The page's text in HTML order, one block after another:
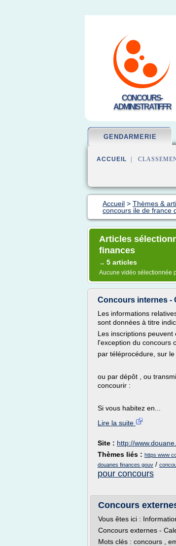
CONCOURS-
ADMINISTRATIF.FR
GENDARMERIE
ACCUEIL |
Accueil > Thèmes &
concours ile de france
Articles
finances
→ 5 articles
Aucune vidéo sélectionnée
Concours internes -
Les informations
sont données à titre
Les inscriptions
l'exception du concours
par téléprocédure, sur
ou par dépôt , ou
concourir :
Si vous habitez en...
Lire la suite
Site : http://
Thèmes liés : https www
douanes finances gouv /
pour concours
Concours
Vous êtes ici :
Concours externes -
Mots clés : concours ,